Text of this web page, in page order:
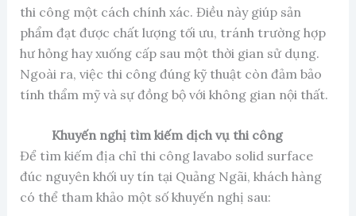
thi công một cách chính xác. Điều này giúp sản
phẩm đạt được chất lượng tối ưu, tránh trường hợp
hư hỏng hay xuống cấp sau một thời gian sử dụng.
Ngoài ra, việc thi công đúng kỹ thuật còn đảm bảo
tính thẩm mỹ và sự đồng bộ với không gian nội thất.
Khuyến nghị tìm kiếm dịch vụ thi công
Để tìm kiếm địa chỉ thi công lavabo solid surface
đúc nguyên khối uy tín tại Quảng Ngãi, khách hàng
có thể tham khảo một số khuyến nghị sau: